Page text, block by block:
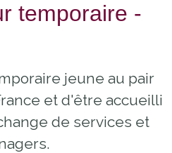
temporaire -
jeune au pair
et d'être accueilli
de services et